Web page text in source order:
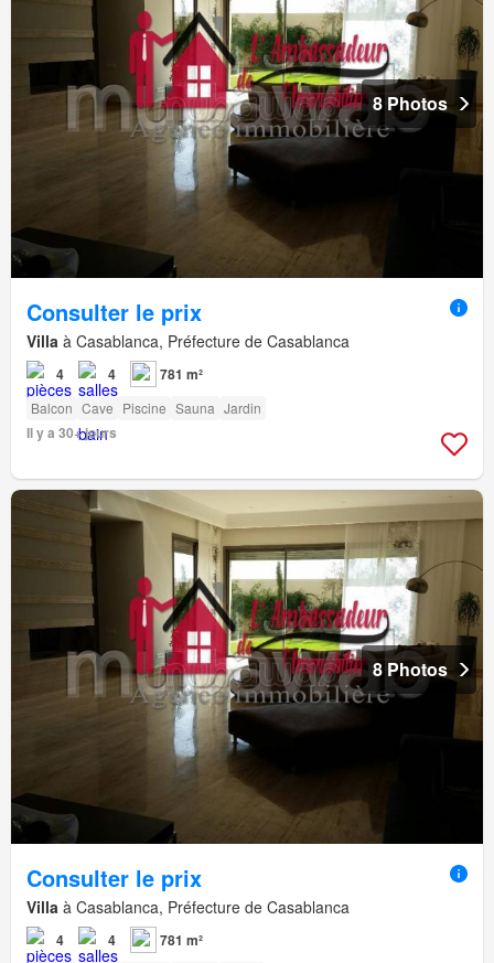
8 Photos
Consulter le prix
Villa à Casablanca, Préfecture de Casablanca
4 4 781 m²
Balcon Cave Piscine Sauna Jardin
Il y a 30+ jours
8 Photos
Consulter le prix
Villa à Casablanca, Préfecture de Casablanca
4 4 781 m²